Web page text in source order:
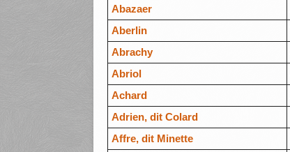
Abazaer
Aberlin
Abrachy
Abriol
Achard
Adrien, dit Colard
Affre, dit Minette